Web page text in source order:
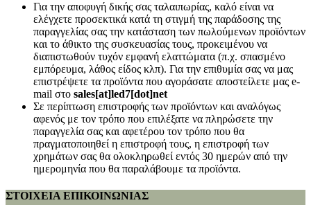
Για την αποφυγή δικής σας ταλαιπωρίας, καλό είναι να
ελέγχετε προσεκτικά κατά τη στιγμή της παράδοσης της
παραγγελίας σας την κατάσταση των πωλούμενων προϊόντων
και το άθικτο της συσκευασίας τους, προκειμένου να
διαπιστωθούν τυχόν εμφανή ελαττώματα (π.χ. σπασμένο
εμπόρευμα, λάθος είδος κλπ). Για την επιθυμία σας να μας
επιστρέψετε τα προϊόντα που αγοράσατε αποστείλετε μας e-
mail στο sales[at]led7[dot]net
Σε περίπτωση επιστροφής των προϊόντων και αναλόγως
αφενός με τον τρόπο που επιλέξατε να πληρώσετε την
παραγγελία σας και αφετέρου τον τρόπο που θα
πραγματοποιηθεί η επιστροφή τους, η επιστροφή των
χρημάτων σας θα ολοκληρωθεί εντός 30 ημερών από την
ημερομηνία που θα παραλάβουμε τα προϊόντα.
ΣΤΟΙΧΕΙΑ ΕΠΙΚΟΙΝΩΝΙΑΣ